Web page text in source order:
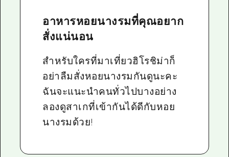
อาหารหอยนางรมที่คุณอยาก
สั่งแน่นอน
สำหรับใครที่มาเที่ยวฮิโรชิม่าก็
อย่าลืมสั่งหอยนางรมกันดูนะคะ
ฉันจะแนะนำคนทั่วไปบางอย่าง
ลองดูสาเกที่เข้ากันได้ดีกับหอย
นางรมด้วย!